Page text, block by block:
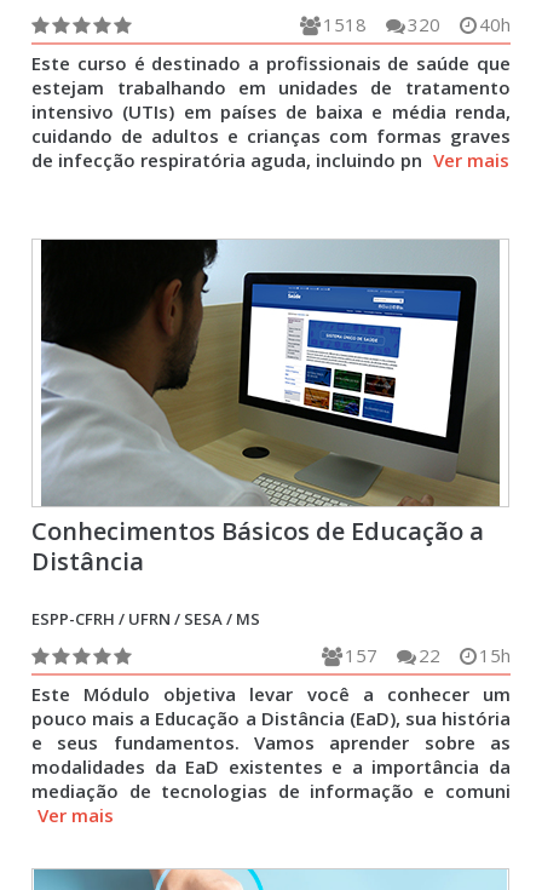
40h
320
1518
Este curso é destinado a profissionais de saúde que
estejam trabalhando em unidades de tratamento
intensivo (UTIs) em países de baixa e média renda,
cuidando de adultos e crianças com formas graves
de infecção respiratória aguda, incluindo pn Ver mais
Conhecimentos Básicos de Educação a
Distância
ESPP-CFRH / UFRN / SESA / MS
15h
22
157
Este Módulo objetiva levar você a conhecer um
pouco mais a Educação a Distância (EaD), sua história
e seus fundamentos. Vamos aprender sobre as
modalidades da EaD existentes e a importância da
mediação de tecnologias de informação e comuni
Ver mais